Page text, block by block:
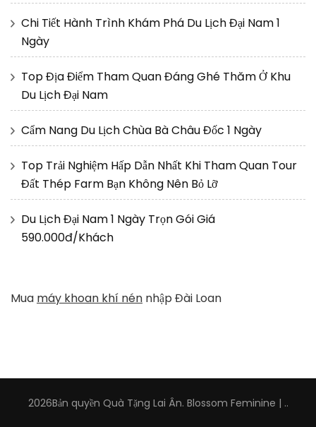
Chi Tiết Hành Trình Khám Phá Du Lịch Đại Nam 1
Ngày
Top Địa Điểm Tham Quan Đáng Ghé Thăm Ở Khu
Du Lịch Đại Nam
Cẩm Nang Du Lịch Chùa Bà Châu Đốc 1 Ngày
Top Trải Nghiệm Hấp Dẫn Nhất Khi Tham Quan Tour
Đất Thép Farm Bạn Không Nên Bỏ Lỡ
Du Lịch Đại Nam 1 Ngày Trọn Gói Giá
590.000đ/Khách
Mua máy khoan khí nén nhập Đài Loan
2026Bản quyền Quà Tặng Lai Ân. Blossom Feminine | ..